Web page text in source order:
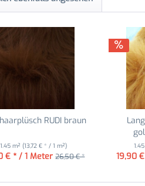
RUDI braun
1.45 m²(13,72 € * / 1 m²)
€ * / 1 Meter 26,50 € * 19,90